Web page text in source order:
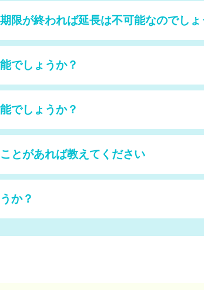
限が終われば延長は不可能なのでしょ
でしょうか？
でしょうか？
とがあれば教えてください
か？